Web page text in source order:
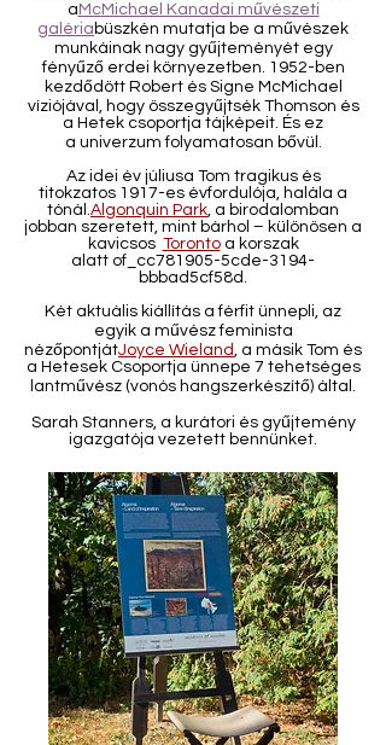
a McMichael Kanadai művészeti
galéria büszkén mutatja be a művészek
munkáinak nagy gyűjteményét egy
fényűző erdei környezetben. 1952-ben
kezdődött Robert és Signe McMichael
víziójával, hogy összegyűjtsék Thomson és
a Hetek csoportja tájképeit. És ez
a univerzum folyamatosan bővül.
Az idei év júliusa Tom tragikus és
titokzatos 1917-es évfordulója, halála a
tónál.Algonquin Park, a birodalomban
jobban szeretett, mint bárhol – különösen a
kavicsos Torontoa korszak
alatt of_cc781905-5cde-3194-
bbbad5cf58d.
Két aktuális kiállítás a férfit ünnepli, az
egyik a művész feminista
nézőpontjátJoyce Wieland, a másik Tom és
a Hetesek Csoportja ünnepe 7 tehetséges
lantművész (vonós hangszerkészítő) által.
Sarah Stanners, a kurátori és gyűjtemény
igazgatója vezetett bennünket.